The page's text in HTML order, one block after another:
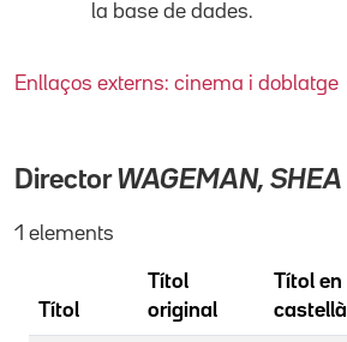
la base de dades.
Enllaços externs: cinema i doblatge
Director WAGEMAN, SHEA
1 elements
Títol
Títol
original
Títol en
castellà